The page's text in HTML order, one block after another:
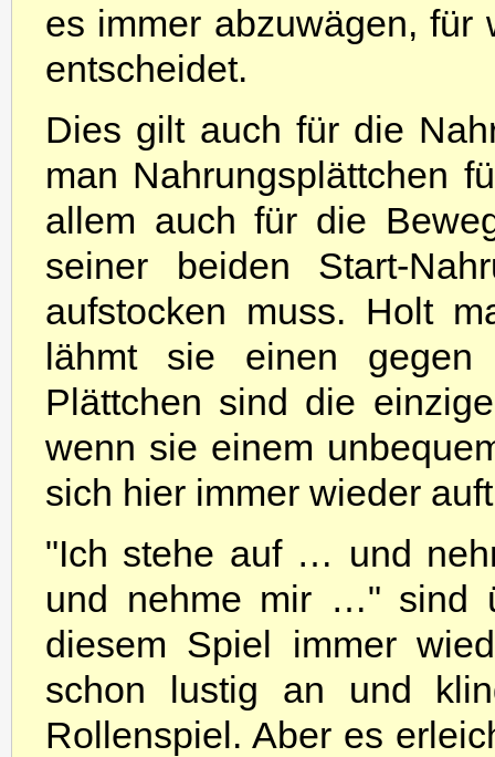
es immer abzuwägen, für
entscheidet.
Dies gilt auch für die
man Nahrungsplättchen
allem auch für die
seiner beiden Start-
aufstocken muss. Holt
lähmt sie einen
Plättchen sind die
wenn sie einem
sich hier immer wieder
"Ich stehe auf … und
und nehme mir …" sind
diesem Spiel immer
schon lustig an und
Rollenspiel. Aber es